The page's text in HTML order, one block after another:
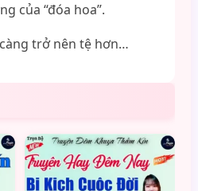
của “đóa hoa”.
trở nên tệ hơn…